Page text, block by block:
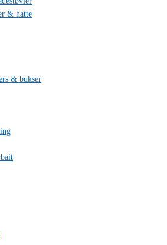
& hatte
& bukser